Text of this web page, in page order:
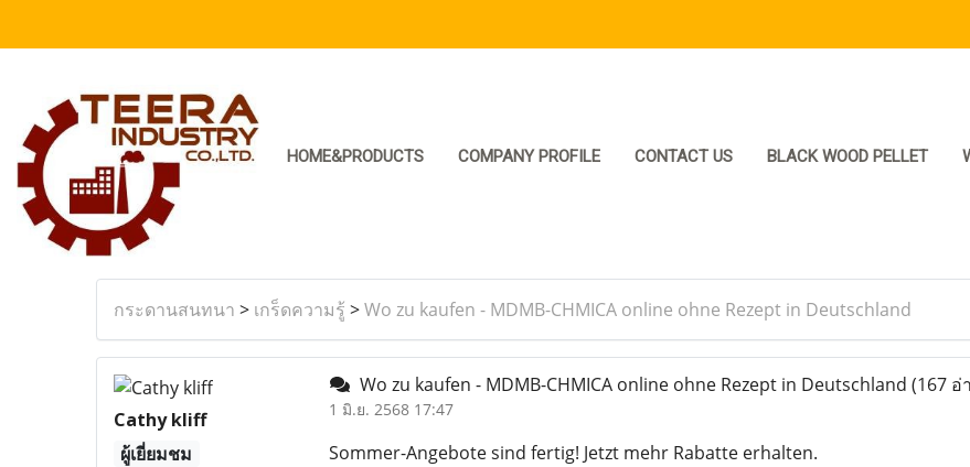
HOME&PRODUCTS COMPANY PROFILE CONTACT US BLACK WOOD PELLET
กระดานสนทนา > เกร็ดความรู้ >Wo zu kaufen - MDMB-CHMICA online ohne Rezept in Deutschland
Cathy kliff
ผู้เยี่ยมชม
Wo zu kaufen - MDMB-CHMICA online ohne Rezept in Deutschland (167 อ่
1 มิ.ย. 2568 17:47
Sommer-Angebote sind fertig! Jetzt mehr Rabatte erhalten.